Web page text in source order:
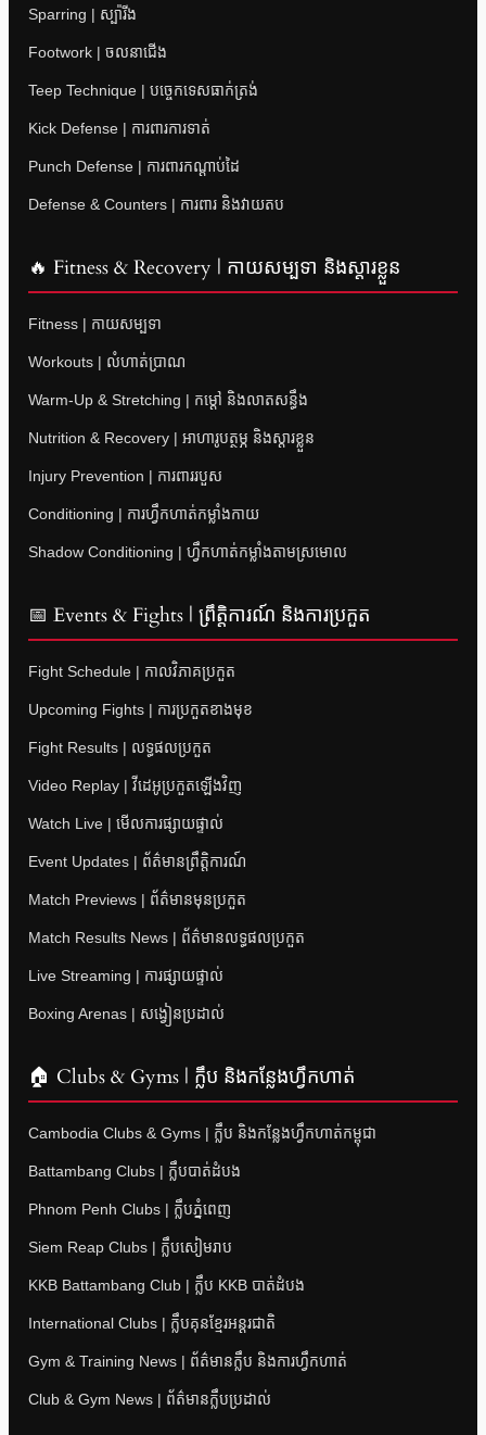
Sparring | ស្ប៉ារីង
Footwork | ចលនាជើង
Teep Technique | បច្ចេកទេសធាក់ត្រង់
Kick Defense | ការពារការទាត់
Punch Defense | ការពារកណ្តាប់ដៃ
Defense & Counters | ការពារ និងវាយតប
🔥 Fitness & Recovery | កាយសម្បទា និងស្តារខ្លួន
Fitness | កាយសម្បទា
Workouts | លំហាត់ប្រាណ
Warm-Up & Stretching | កម្តៅ និងលាតសន្ធឹង
Nutrition & Recovery | អាហារូបត្ថម្ភ និងស្តារខ្លួន
Injury Prevention | ការពាររបួស
Conditioning | ការហ្វឹកហាត់កម្លាំងកាយ
Shadow Conditioning | ហ្វឹកហាត់កម្លាំងតាមស្រមោល
📅 Events & Fights | ព្រឹត្តិការណ៍ និងការប្រកួត
Fight Schedule | កាលវិភាគប្រកួត
Upcoming Fights | ការប្រកួតខាងមុខ
Fight Results | លទ្ធផលប្រកួត
Video Replay | វីដេអូប្រកួតឡើងវិញ
Watch Live | មើលការផ្សាយផ្ទាល់
Event Updates | ព័ត៌មានព្រឹត្តិការណ៍
Match Previews | ព័ត៌មានមុនប្រកួត
Match Results News | ព័ត៌មានលទ្ធផលប្រកួត
Live Streaming | ការផ្សាយផ្ទាល់
Boxing Arenas | សង្វៀនប្រដាល់
🏠 Clubs & Gyms | ក្លឹប និងកន្លែងហ្វឹកហាត់
Cambodia Clubs & Gyms | ក្លឹប និងកន្លែងហ្វឹកហាត់កម្ពុជា
Battambang Clubs | ក្លឹបបាត់ដំបង
Phnom Penh Clubs | ក្លឹបភ្នំពេញ
Siem Reap Clubs | ក្លឹបសៀមរាប
KKB Battambang Club | ក្លឹប KKB បាត់ដំបង
International Clubs | ក្លឹបគុនខ្មែរអន្តរជាតិ
Gym & Training News | ព័ត៌មានក្លឹប និងការហ្វឹកហាត់
Club & Gym News | ព័ត៌មានក្លឹបប្រដាល់